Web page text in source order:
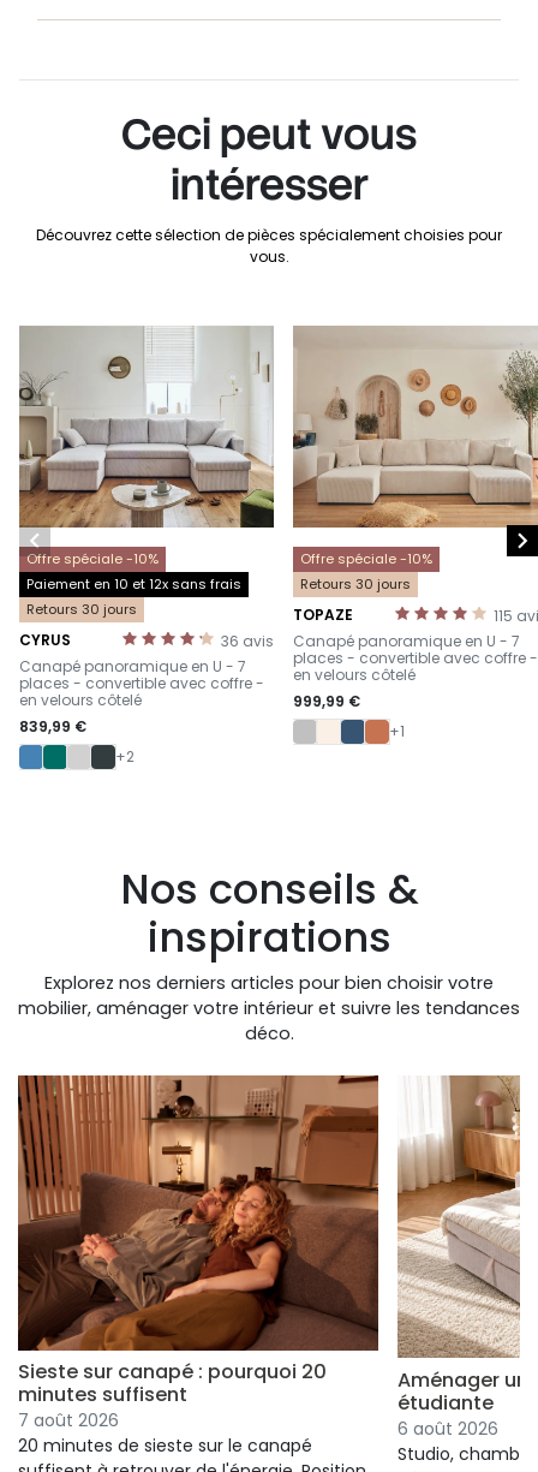
Ceci peut vous
intéresser
Découvrez cette sélection de pièces spécialement choisies pour
vous.
Offre spéciale -10%
Paiement en 10 et 12x sans frais
Retours 30 jours
36 avis
CYRUS
-
Canapé panoramique en U - 7
places - convertible avec coffre -
en velours côtelé
839,99 €
+2
Offre spéciale -10%
Retours 30 jours
115
TOPAZE
-
Canapé panoramique en U - 7
places - convertible avec coffre -
en velours côtelé
999,99 €
+1
 
Nos conseils &
inspirations
Explorez nos derniers articles pour bien choisir votre
mobilier, aménager votre intérieur et suivre les tendances
déco.
Sieste sur canapé : pourquoi 20
minutes suffisent
7 août 2026
20 minutes de sieste sur le canapé
Aménager un
étudiante
6 août 2026
Studio,